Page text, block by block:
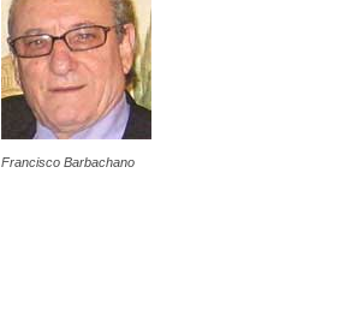
Francisco Barbachano